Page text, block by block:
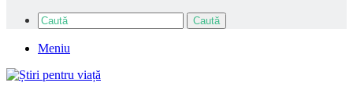
Caută
Meniu